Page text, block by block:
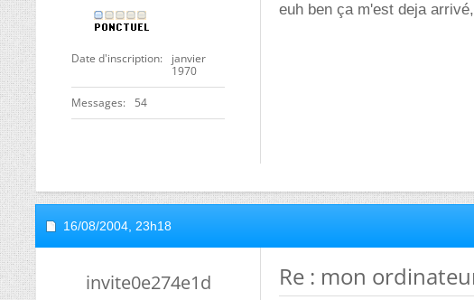
Date d'inscription
janvier
1970
Messages 54
euh ben ça m'est deja
16/08/2004, 23h18
invite0e274e1d Re : mon